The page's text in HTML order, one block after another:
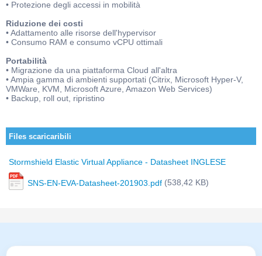
• Protezione degli accessi in mobilità
Riduzione dei costi
• Adattamento alle risorse dell'hypervisor
• Consumo RAM e consumo vCPU ottimali
Portabilità
• Migrazione da una piattaforma Cloud all'altra
• Ampia gamma di ambienti supportati (Citrix, Microsoft Hyper-V,
VMWare, KVM, Microsoft Azure, Amazon Web Services)
• Backup, roll out, ripristino
Files scaricaribili
Stormshield Elastic Virtual Appliance - Datasheet INGLESE
SNS-EN-EVA-Datasheet-201903.pdf (538,42 KB)